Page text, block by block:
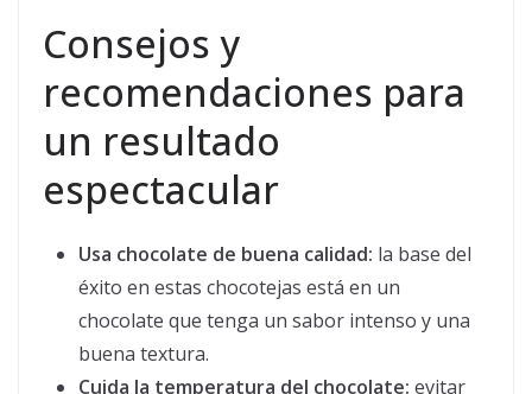
Consejos y
recomendaciones para
un resultado
espectacular
Usa chocolate de buena calidad: la base del
éxito en estas chocotejas está en un
chocolate que tenga un sabor intenso y una
buena textura.
Cuida la temperatura del chocolate: evitar